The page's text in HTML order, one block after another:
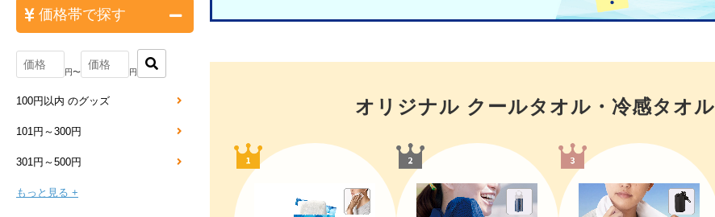
オリジナル クールタオル・冷感タオル
価格帯で探す
円〜 円
100円以内 のグッズ
101円～300円
301円～500円
もっと見る +